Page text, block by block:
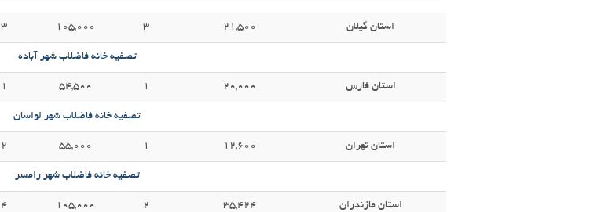
استان گیلان 21,500
3
105,000
3
تصفیه خانه فاضلاب شهر آباده
استان فارس 20,000
1
54,500
1
تصفیه خانه فاضلاب شهر لواسان
استان تهران 12,600
1
55,000
2
تصفیه خانه فاضلاب شهر رامسر
استان مازندران 35,424
2
105,000
4